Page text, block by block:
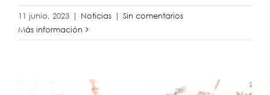
11 junio, 2023 | Noticias | Sin comentarios
Más información